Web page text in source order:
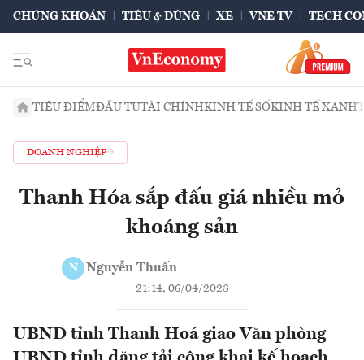
CHỨNG KHOÁN TIÊU & DÙNG XE VNE TV TECH
TIÊU ĐIỂMĐẦU TƯTÀI CHÍNHKINH TẾ SỐKINH TẾ XANH
DOANH NGHIỆP
Thanh Hóa sắp đấu giá nhiều mỏ
khoáng sản
N Nguyễn Thuấn
21:14, 06/04/2023
UBND tỉnh Thanh Hoá giao Văn phòng